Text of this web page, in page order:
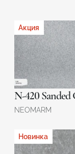
Акция
N-420 Sanded
NEOMARM
Новинка